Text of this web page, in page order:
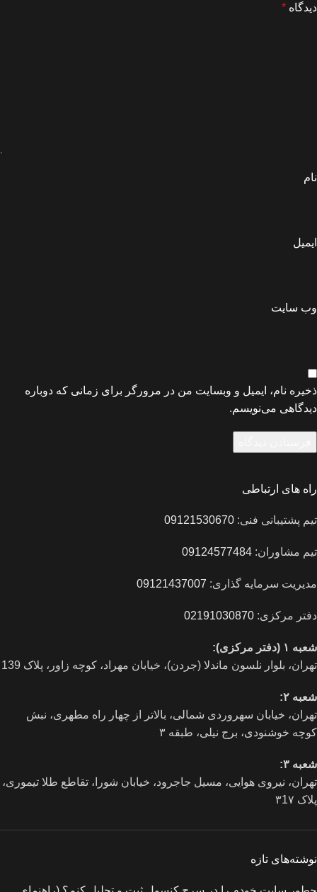
دیدگاه *
نام
ایمیل
وب‌ سایت
ذخیره نام، ایمیل و وبسایت من در مرورگر برای زمانی که دوباره
دیدگاهی می‌نویسم.
راه های ارتباطی
تیم پشتیبانی فنی: 09121530670
تیم مشاوران: 09124577484
مدیریت سرمایه گذاری: 09121437007
دفتر مرکزی: 02191030870
شعبه ۱ (دفتر مرکزی):
تهران، بلوار نلسون ماندلا (جردن)، خیابان مهراد، کوچه زاور، پلاک 139
شعبه ۲:
تهران، خيابان سهروردی شمالی، بالاتر از چهار راه مطهری، نبش
کوچه خوشنودی، برج نیلی، طبقه ۳
شعبه ۳:
تهران، نیروی هوایی، مسیل جاجرود، خیابان شورا، تقاطع طلا تیموری،
پلاک ۳1۷
نوشته‌های تازه